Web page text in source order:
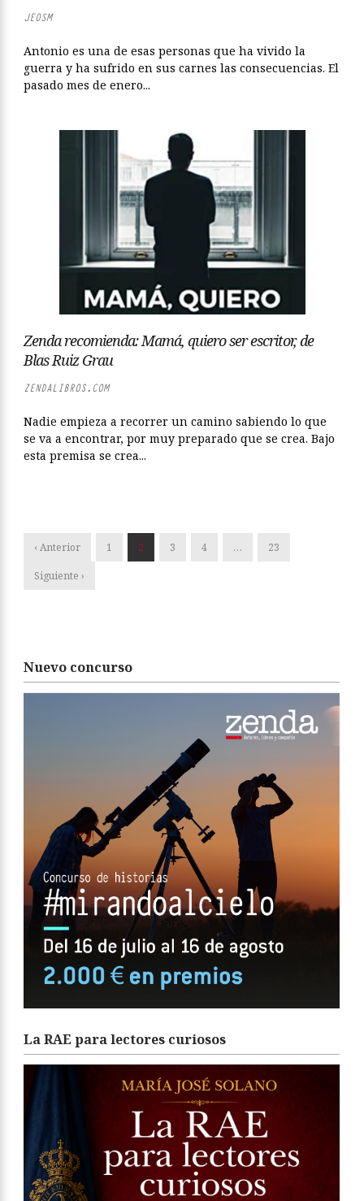
JEOSM
Antonio es una de esas personas que ha vivido la
guerra y ha sufrido en sus carnes las consecuencias. El
pasado mes de enero...
Zenda recomienda: Mamá, quiero ser escritor, de
Blas Ruiz Grau
ZENDALIBROS.COM
Nadie empieza a recorrer un camino sabiendo lo que
se va a encontrar, por muy preparado que se crea. Bajo
esta premisa se crea...
‹ Anterior 1 2 3 4 … 23
Siguiente ›
Nuevo concurso
La RAE para lectores curiosos